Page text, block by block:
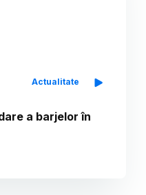
Actualitate
a barjelor în